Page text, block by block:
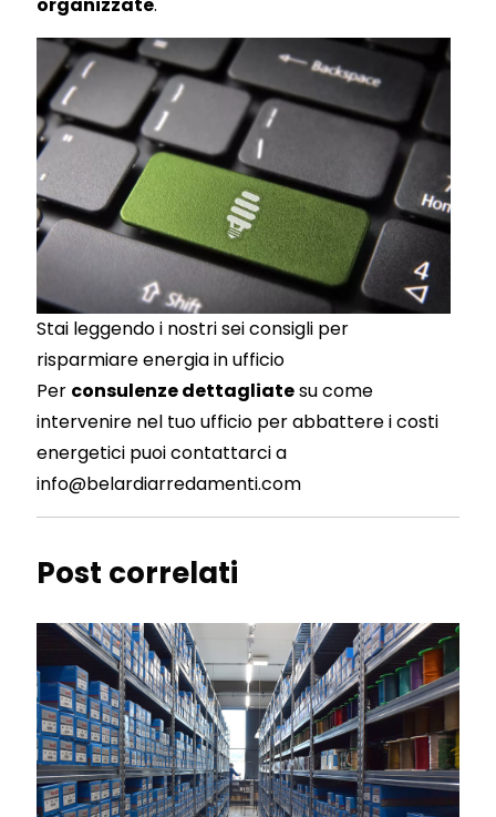
Stai leggendo i nostri sei consigli per
risparmiare energia in ufficio
Per consulenze dettagliatesu come
intervenire nel tuo ufficio per abbattere i costi
energetici puoi contattarci a
info@belardiarredamenti.com
Post correlati